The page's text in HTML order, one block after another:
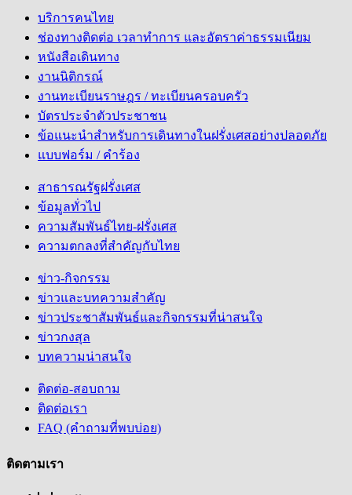
บริการคนไทย
ช่องทางติดต่อ เวลาทำการ และอัตราค่าธรรมเนียม
หนังสือเดินทาง
งานนิติกรณ์
งานทะเบียนราษฎร / ทะเบียนครอบครัว
บัตรประจำตัวประชาชน
ข้อแนะนำสำหรับการเดินทางในฝรั่งเศสอย่างปลอดภัย
แบบฟอร์ม / คำร้อง
สาธารณรัฐฝรั่งเศส
ข้อมูลทั่วไป
ความสัมพันธ์ไทย-ฝรั่งเศส
ความตกลงที่สำคัญกับไทย
ข่าว-กิจกรรม
ข่าวและบทความสำคัญ
ข่าวประชาสัมพันธ์และกิจกรรมที่น่าสนใจ
ข่าวกงสุล
บทความน่าสนใจ
ติดต่อ-สอบถาม
ติดต่อเรา
FAQ (คำถามที่พบบ่อย)
ติดตามเรา